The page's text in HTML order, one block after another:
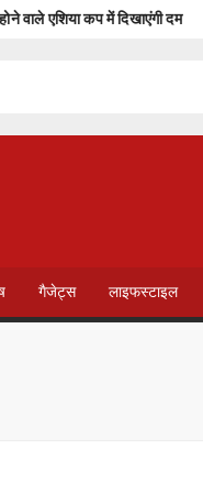
एशिया कप में दिखाएंगी दम
गैजेट्स लाइफस्टाइल